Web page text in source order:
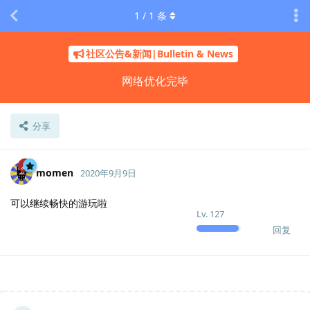
社区公告&新闻|Bulletin & News
网络优化完毕
分享
1 / 1 条
momen
Lv. 127
2020年9月9日
可以继续畅快的游玩啦
回复